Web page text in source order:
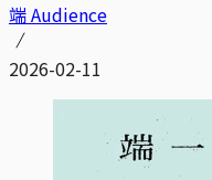
端 Audience
2026-02-11